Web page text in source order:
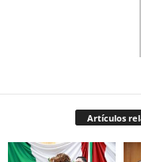
Artículos